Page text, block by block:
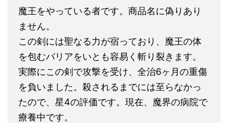
魔王をやっている者です。商品名に偽りあり
ません。
この剣には聖なる力が宿っており、魔王の体
を包むバリアをいとも容易く斬り裂きます。
実際にこの剣で攻撃を受け、全治6ヶ月の重傷
を負いました。殺されるまでには至らなかっ
たので、星4の評価です。現在、魔界の病院で
療養中です。